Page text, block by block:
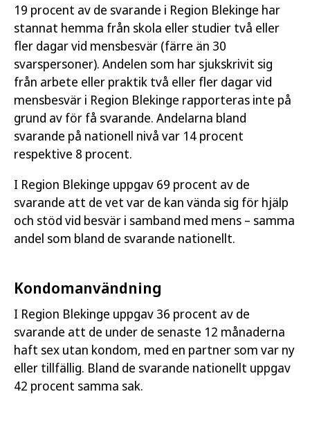
19 procent av de svarande i Region Blekinge har
stannat hemma från skola eller studier två eller
fler dagar vid mensbesvär (färre än 30
svarspersoner). Andelen som har sjukskrivit sig
från arbete eller praktik två eller fler dagar vid
mensbesvär i Region Blekinge rapporteras inte på
grund av för få svarande. Andelarna bland
svarande på nationell nivå var 14 procent
respektive 8 procent.
I Region Blekinge uppgav 69 procent av de
svarande att de vet var de kan vända sig för hjälp
och stöd vid besvär i samband med mens – samma
andel som bland de svarande nationellt.
Kondomanvändning
I Region Blekinge uppgav 36 procent av de
svarande att de under de senaste 12 månaderna
haft sex utan kondom, med en partner som var ny
eller tillfällig. Bland de svarande nationellt uppgav
42 procent samma sak.